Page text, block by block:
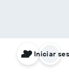
Iniciar